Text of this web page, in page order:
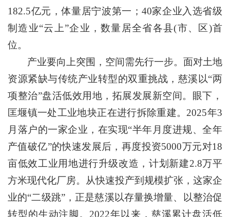
182.5亿元，体量居宁波第一；40家企业入选省级
制造业“云上”企业，数量居全省各县(市、区)首
位。
产业要向上突围，空间需先行一步。面对土地
资源紧缺与传统产业转型的双重挑战，慈溪以“两
项整治”盘活低效用地，拓展发展新空间。眼下，
匡堰镇一处工业地块正在进行拆除重建。2025年3
月落户的一家企业，在实现“半年月度进规、全年
产值破亿”的快速发展后，再度投资5000万元对18
亩低效工业用地进行升级改造，计划新建2.8万平
方米现代化厂房。从快速投产到规模扩张，这家企
业的“二级跳”，正是慈溪以存量换增量、以整治促
转型的生动注脚。2022年以来，慈溪累计盘活低